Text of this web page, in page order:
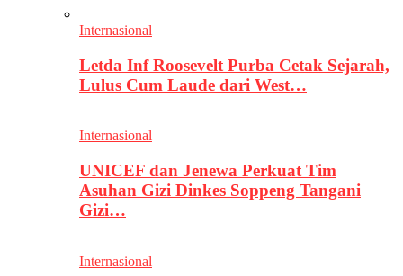
Internasional
Letda Inf Roosevelt Purba Cetak Sejarah,
Lulus Cum Laude dari West…
Internasional
UNICEF dan Jenewa Perkuat Tim
Asuhan Gizi Dinkes Soppeng Tangani
Gizi…
Internasional